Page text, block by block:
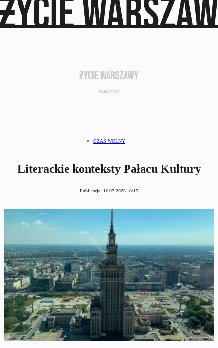
CZAS WOLNY
Literackie konteksty Pałacu Kultury
Publikacja: 16.07.2025 18:15